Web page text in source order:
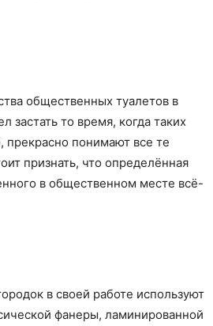
общественных туалетов в
застать то время, когда таких
прекрасно понимают все те
признать, что определённая
в общественном месте всё-
в своей работе используют
фанеры, ламинированной